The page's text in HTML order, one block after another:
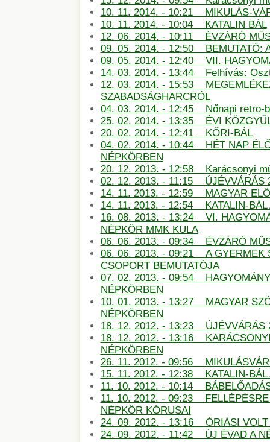
10. 11. 2014. - 10:21 MIKULÁS-
10. 11. 2014. - 10:04 KATALIN BÁL
12. 06. 2014. - 10:11 ÉVZÁRÓ
09. 05. 2014. - 12:50 BEMUTATÓ:
09. 05. 2014. - 12:40 VII.
14. 03. 2014. - 13:44 Felhívás:
12. 03. 2014. - 15:53
SZABADSÁGHARCRÓL
04. 03. 2014. - 12:45 Nőnapi retro-
25. 02. 2014. - 13:35 ÉVI
20. 02. 2014. - 12:41 KŐRI-BÁL
04. 02. 2014. - 10:44 HÉT NAP
NÉPKÖRBEN
20. 12. 2013. - 12:58 Karácsonyi
02. 12. 2013. - 11:15 ÚJÉVVÁRÁS
14. 11. 2013. - 12:59 MAGYAR
14. 11. 2013. - 12:54 KATALIN-BÁL
16. 08. 2013. - 13:24 VI.
NÉPKÖR MMK KULA
06. 06. 2013. - 09:34 ÉVZÁRÓ
06. 06. 2013. - 09:21 A GYERMEK
CSOPORT BEMUTATÓJA
07. 02. 2013. - 09:54
NÉPKÖRBEN
10. 01. 2013. - 13:27 MAGYAR
NÉPKÖRBEN
18. 12. 2012. - 13:23 ÚJÉVVÁRÁS
18. 12. 2012. - 13:16
NÉPKÖRBEN
26. 11. 2012. - 09:56
15. 11. 2012. - 12:38 KATALIN-BÁL
11. 10. 2012. - 10:14
11. 10. 2012. - 09:23 FELLÉPÉSRE
NÉPKÖR KÓRUSAI
24. 09. 2012. - 13:16 ÓRIÁSI VOLT
24. 09. 2012. - 11:42 ÚJ ÉVAD A